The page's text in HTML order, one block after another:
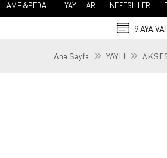
AMFİ&PEDAL YAYLILAR NEFESLİLER
9 AYA
Ana Sayfa YAYLI